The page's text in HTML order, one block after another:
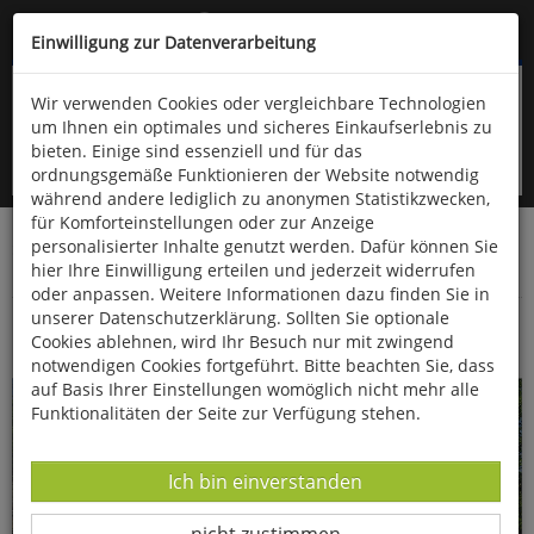
Kompletten Head der Seite überspringen
oder (06766) 9323-960
Startseite Bücher Downloads
Zeitschriften
Fossilien
Die Seelilie Carnallicrinus carnalli
Einwilligung zur Datenverarbeitung
Wir verwenden Cookies oder vergleichbare Technologien
um Ihnen ein optimales und sicheres Einkaufserlebnis zu
bieten. Einige sind essenziell und für das
ordnungsgemäße Funktionieren der Website notwendig
während andere lediglich zu anonymen Statistikzwecken,
für Komforteinstellungen oder zur Anzeige
personalisierter Inhalte genutzt werden. Dafür können Sie
hier Ihre Einwilligung erteilen und jederzeit widerrufen
oder anpassen. Weitere Informationen dazu finden Sie in
unserer Datenschutzerklärung. Sollten Sie optionale
Cookies ablehnen, wird Ihr Besuch nur mit zwingend
notwendigen Cookies fortgeführt. Bitte beachten Sie, dass
auf Basis Ihrer Einstellungen womöglich nicht mehr alle
Funktionalitäten der Seite zur Verfügung stehen.
Datenverarbeitung -
Ich bin einverstanden